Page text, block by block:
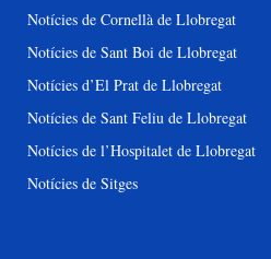
Notícies de Cornellà de Llobregat
Notícies de Sant Boi de Llobregat
Notícies d’El Prat de Llobregat
Notícies de Sant Feliu de Llobregat
Notícies de l’Hospitalet de Llobregat
Notícies de Sitges